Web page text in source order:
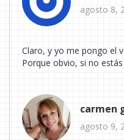
agosto 8,
Claro, y yo me pongo el
Porque obvio, si no
carmen
agosto 9,